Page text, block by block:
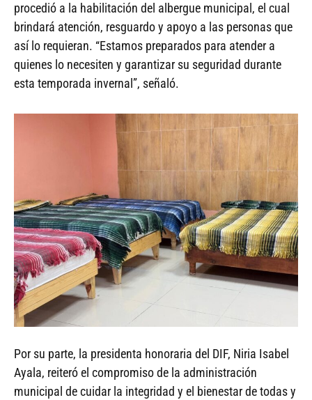
procedió a la habilitación del albergue municipal, el cual
brindará atención, resguardo y apoyo a las personas que
así lo requieran. “Estamos preparados para atender a
quienes lo necesiten y garantizar su seguridad durante
esta temporada invernal”, señaló.
Por su parte, la presidenta honoraria del DIF, Niria Isabel
Ayala, reiteró el compromiso de la administración
municipal de cuidar la integridad y el bienestar de todas y